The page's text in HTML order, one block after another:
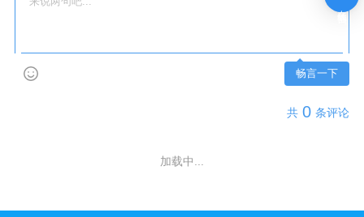
畅言一下
共 0 条评论
加载中...